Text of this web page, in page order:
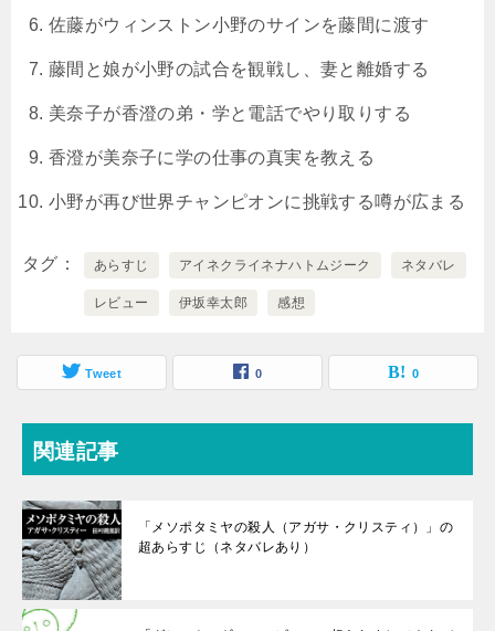
佐藤がウィンストン小野のサインを藤間に渡す
藤間と娘が小野の試合を観戦し、妻と離婚する
美奈子が香澄の弟・学と電話でやり取りする
香澄が美奈子に学の仕事の真実を教える
小野が再び世界チャンピオンに挑戦する噂が広まる
タグ あらすじ アイネクライネナハトムジーク ネタバレ
レビュー 伊坂幸太郎 感想
Tweet 0 0
関連記事
「メソポタミヤの殺人（アガサ・クリスティ）」の
超あらすじ（ネタバレあり）